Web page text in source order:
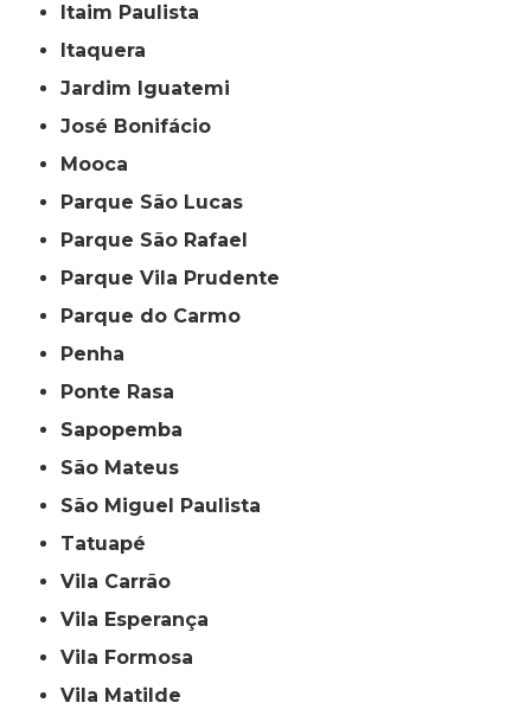
Itaim Paulista
Itaquera
Jardim Iguatemi
José Bonifácio
Mooca
Parque São Lucas
Parque São Rafael
Parque Vila Prudente
Parque do Carmo
Penha
Ponte Rasa
Sapopemba
São Mateus
São Miguel Paulista
Tatuapé
Vila Carrão
Vila Esperança
Vila Formosa
Vila Matilde